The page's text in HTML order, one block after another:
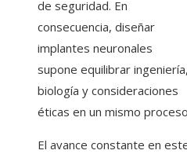
de seguridad. En
consecuencia, diseñar
implantes neuronales
supone equilibrar ingeniería,
biología y consideraciones
éticas en un mismo
El avance constante en